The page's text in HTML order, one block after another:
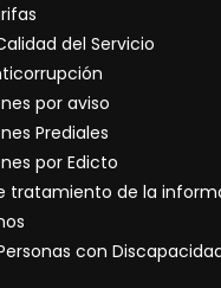
del Servicio
por aviso
Prediales
por Edicto
tratamiento de la
con